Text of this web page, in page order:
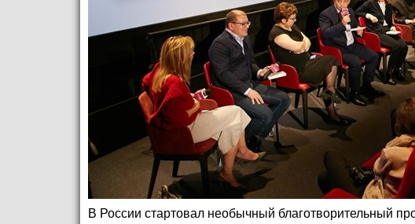
В России стартовал необычный благотворительный